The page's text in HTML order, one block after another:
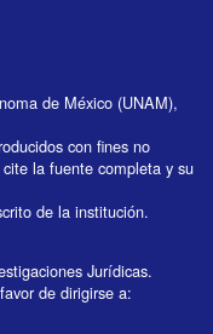
de México (UNAM),
con fines no
la fuente completa y su
de la institución.
Jurídicas.
de dirigirse a: